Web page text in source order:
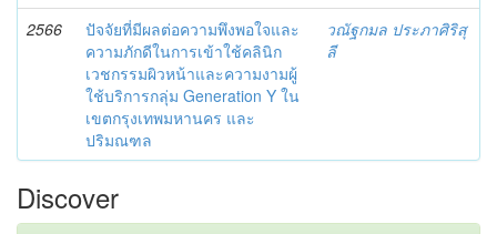
2566
ปัจจัยที่มีผลต่อความพึงพอใจและ
ความภักดีในการเข้าใช้คลินิก
เวชกรรมผิวหน้าและความงามผู้
ใช้บริการกลุ่ม Generation Y ใน
เขตกรุงเทพมหานคร และ
ปริมณฑล
วณัฐกมล ประภาศิริสุ
ลี
Discover